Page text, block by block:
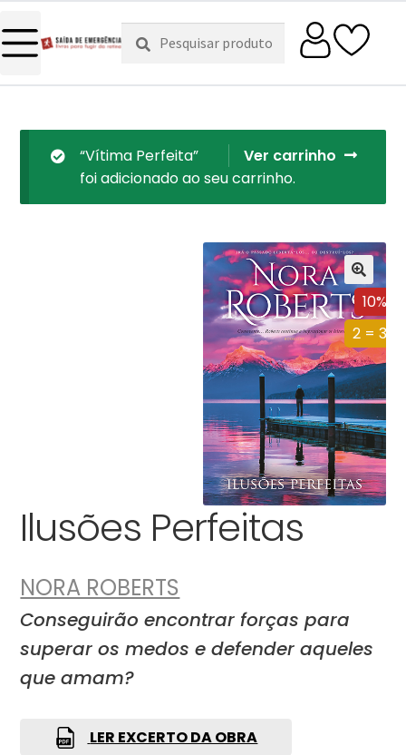
Pesquisar
por:
Pesquisa
Ver carrinho
“Vítima Perfeita”
foi adicionado ao seu carrinho.
10%
2 = 3
Ilusões Perfeitas
NORA ROBERTS
Conseguirão encontrar forças para
superar os medos e defender aqueles
que amam?
LER EXCERTO DA OBRA